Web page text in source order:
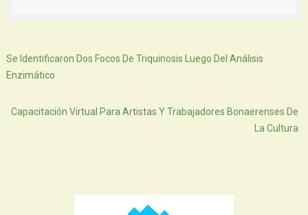
Se Identificaron Dos Focos De Triquinosis Luego Del Análisis
Enzimático
Capacitación Virtual Para Artistas Y Trabajadores Bonaerenses De
La Cultura